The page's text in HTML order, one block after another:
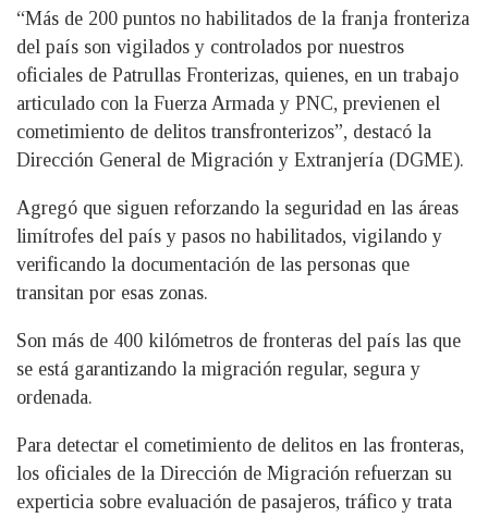
“Más de 200 puntos no habilitados de la franja fronteriza
del país son vigilados y controlados por nuestros
oficiales de Patrullas Fronterizas, quienes, en un trabajo
articulado con la Fuerza Armada y PNC, previenen el
cometimiento de delitos transfronterizos”, destacó la
Dirección General de Migración y Extranjería (DGME).
Agregó que siguen reforzando la seguridad en las áreas
limítrofes del país y pasos no habilitados, vigilando y
verificando la documentación de las personas que
transitan por esas zonas.
Son más de 400 kilómetros de fronteras del país las que
se está garantizando la migración regular, segura y
ordenada.
Para detectar el cometimiento de delitos en las fronteras,
los oficiales de la Dirección de Migración refuerzan su
experticia sobre evaluación de pasajeros, tráfico y trata